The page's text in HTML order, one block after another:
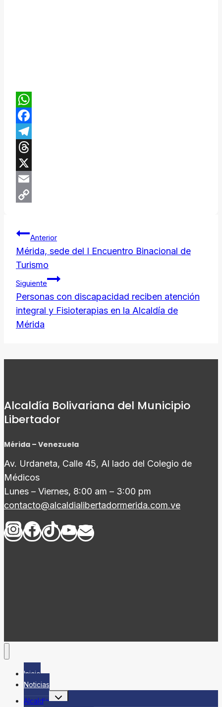
WhatsApp
Facebook
Telegram
Threads
X
Email
Navegación
de
entradas
Anterior
Mérida, sede del I Encuentro Binacional de
Turismo
Siguiente
Personas con discapacidad reciben atención
integral y Fisioterapias en la Alcaldía de
Mérida
Alcaldía Bolivariana del Municipio
Libertador
Mérida – Venezuela
Av. Urdaneta, Calle 45, Al lado del Colegio de
Médicos
Lunes – Viernes, 8:00 am – 3:00 pm
contacto@alcaldialibertadormerida.com.ve
Inicio
Noticias
Alcaldía
Alternar
menú